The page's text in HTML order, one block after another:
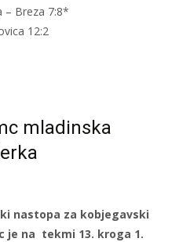
– Breza 7:8*
12:2
mladinska
nastopa za kobjegavski
je na tekmi 13. kroga 1.